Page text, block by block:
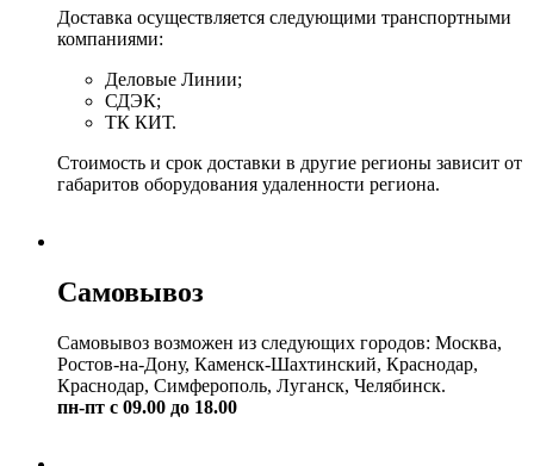
Доставка осуществляется следующими транспортными
компаниями:
Деловые Линии;
СДЭК;
ТК КИТ.
Стоимость и срок доставки в другие регионы зависит от
габаритов оборудования удаленности региона.
Самовывоз
Самовывоз возможен из следующих городов: Москва,
Ростов-на-Дону, Каменск-Шахтинский, Краснодар,
Краснодар, Симферополь, Луганск, Челябинск.
пн-пт с 09.00 до 18.00